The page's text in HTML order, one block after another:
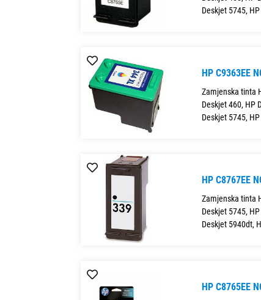
Deskjet 5745,
HP C9363EE
Zamjenska tinta
Deskjet 460, HP
Deskjet 5745,
HP C8767EE
Zamjenska tinta
Deskjet 5745,
Deskjet 5940dt,
HP C8765EE